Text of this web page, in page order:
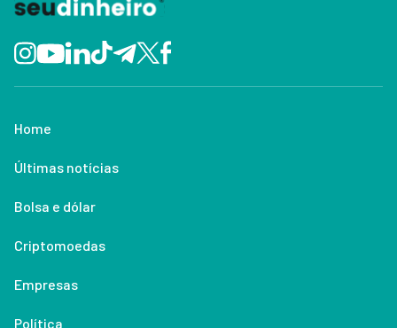
Home
Últimas notícias
Bolsa e dólar
Criptomoedas
Empresas
Política